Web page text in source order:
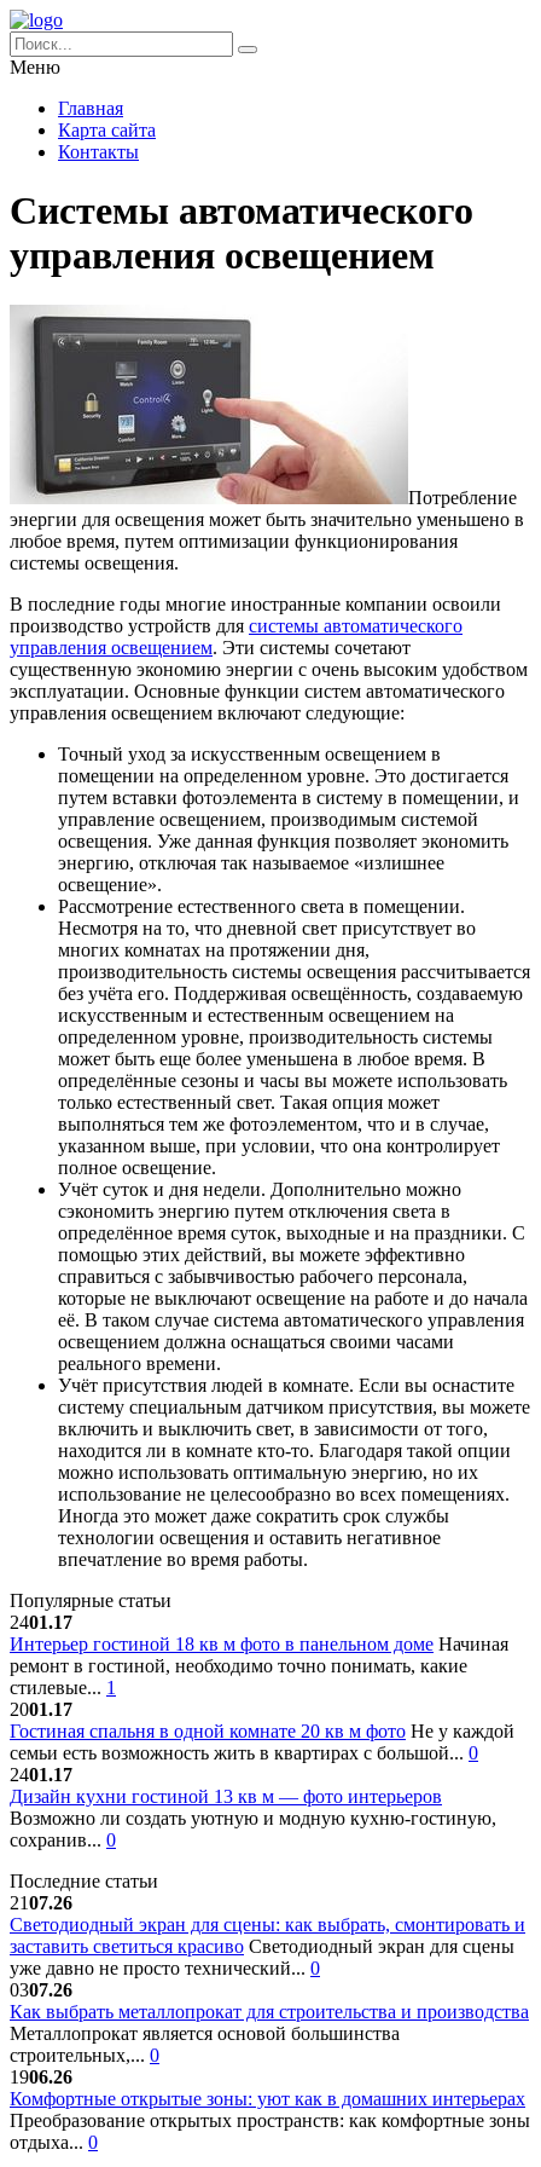
Меню
Главная
Карта сайта
Контакты
Системы автоматического
управления освещением
Потребление
энергии для освещения может быть значительно уменьшено в
любое время, путем оптимизации функционирования
системы освещения.
В последние годы многие иностранные компании освоили
производство устройств для системы автоматического
управления освещением. Эти системы сочетают
существенную экономию энергии с очень высоким удобством
эксплуатации. Основные функции систем автоматического
управления освещением включают следующие:
Точный уход за искусственным освещением в
помещении на определенном уровне. Это достигается
путем вставки фотоэлемента в систему в помещении, и
управление освещением, производимым системой
освещения. Уже данная функция позволяет экономить
энергию, отключая так называемое «излишнее
освещение».
Рассмотрение естественного света в помещении.
Несмотря на то, что дневной свет присутствует во
многих комнатах на протяжении дня,
производительность системы освещения рассчитывается
без учёта его. Поддерживая освещённость, создаваемую
искусственным и естественным освещением на
определенном уровне, производительность системы
может быть еще более уменьшена в любое время. В
определённые сезоны и часы вы можете использовать
только естественный свет. Такая опция может
выполняться тем же фотоэлементом, что и в случае,
указанном выше, при условии, что она контролирует
полное освещение.
Учёт суток и дня недели. Дополнительно можно
сэкономить энергию путем отключения света в
определённое время суток, выходные и на праздники. С
помощью этих действий, вы можете эффективно
справиться с забывчивостью рабочего персонала,
которые не выключают освещение на работе и до начала
её. В таком случае система автоматического управления
освещением должна оснащаться своими часами
реального времени.
Учёт присутствия людей в комнате. Если вы оснастите
систему специальным датчиком присутствия, вы можете
включить и выключить свет, в зависимости от того,
находится ли в комнате кто-то. Благодаря такой опции
можно использовать оптимальную энергию, но их
использование не целесообразно во всех помещениях.
Иногда это может даже сократить срок службы
технологии освещения и оставить негативное
впечатление во время работы.
Популярные статьи
2401.17
Интерьер гостиной 18 кв м фото в панельном доме Начиная
ремонт в гостиной, необходимо точно понимать, какие
стилевые... 1
2001.17
Гостиная спальня в одной комнате 20 кв м фото Не у каждой
семьи есть возможность жить в квартирах с большой... 0
2401.17
Дизайн кухни гостиной 13 кв м — фото интерьеров
Возможно ли создать уютную и модную кухню-гостиную,
сохранив... 0
Последние статьи
2107.26
Светодиодный экран для сцены: как выбрать, смонтировать и
заставить светиться красиво Светодиодный экран для сцены
уже давно не просто технический... 0
0307.26
Как выбрать металлопрокат для строительства и производства
Металлопрокат является основой большинства
строительных,... 0
1906.26
Комфортные открытые зоны: уют как в домашних интерьерах
Преобразование открытых пространств: как комфортные зоны
отдыха... 0